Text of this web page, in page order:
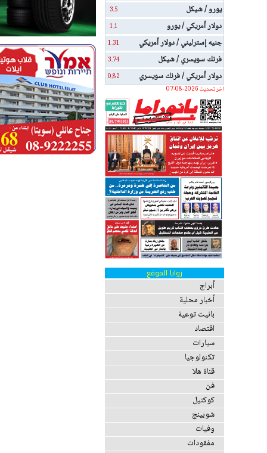
يورو / شيكل 3.5
دولار أمريكي / يورو 1.1
جنيه إسترليني / دولار أمريكي 1.31
فرنك سويسري / شيكل 3.74
دولار أمريكي / فرنك سويسري
0.82
اخر تحديث 2026-08-07
زوايا الموقع
أبراج
أخبار محلية
بانيت توعية
اقتصاد
سيارات
تكنولوجيا
قناة هلا
فن
كوكتيل
شوبينج
وفيات
مفقودات